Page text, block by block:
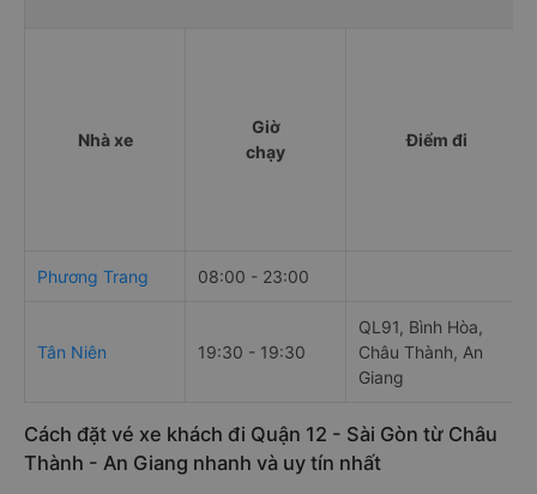
Nhà xe
Giờ
chạy
Điểm đi
Phương Trang 08:00 - 23:00
Tân Niên 19:30 - 19:30
QL91, Bình Hòa,
Châu Thành, An
Giang
Cách đặt vé xe khách đi Quận 12 - Sài Gòn từ Châu
Thành - An Giang nhanh và uy tín nhất